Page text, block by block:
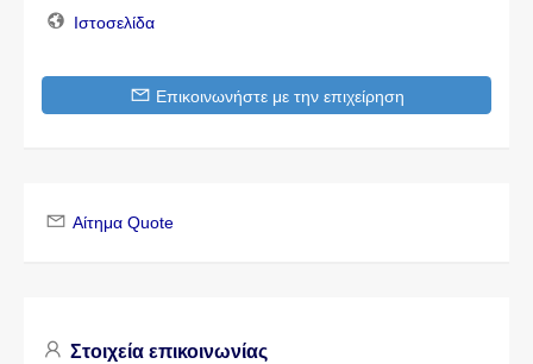
Ιστοσελίδα
Επικοινωνήστε με την επιχείρηση
Αίτημα Quote
Στοιχεία επικοινωνίας